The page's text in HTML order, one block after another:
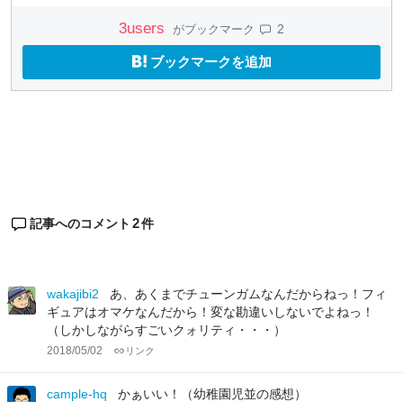
3users がブックマーク 2
ブックマークを追加
記事へのコメント 2件
wakajibi2
あ、あくまでチューンガムなんだからねっ！フィ
ギュアはオマケなんだから！変な勘違いしないでよねっ！
（しかしながらすごいクォリティ・・・）
2018/05/02 リンク
cample-hq かぁいい！（幼稚園児並の感想）